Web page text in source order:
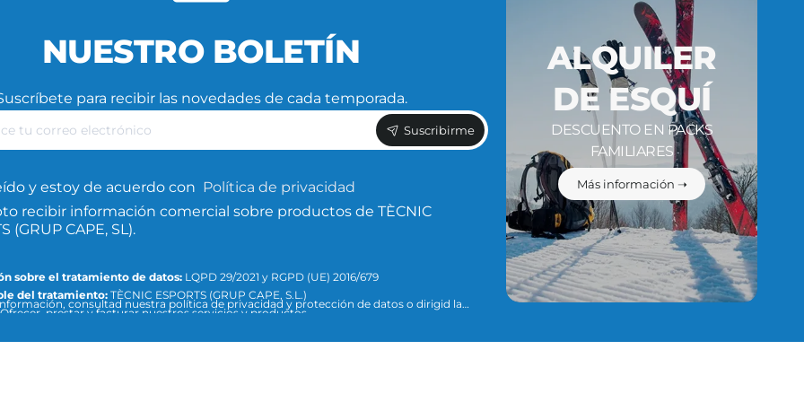
NUESTRO BOLETÍN
para recibir las novedades de cada temporada.
Suscribirme
y estoy de acuerdo con Política de privacidad
recibir información comercial sobre productos de TÈCNIC
(GRUP CAPE, SL).
sobre el tratamiento de datos: LQPD 29/2021 y RGPD (UE) 2016/679
del tratamiento:
TÈCNIC ESPORTS (GRUP CAPE, S.L.)
Ofrecer, prestar y facturar nuestros servicios y productos.
consultad nuestra política de privacidad y protección de datos o dirigid la
ALQUILER
DE ESQUÍ
DESCUENTO EN PACKS
FAMILIARES
Más información ➝